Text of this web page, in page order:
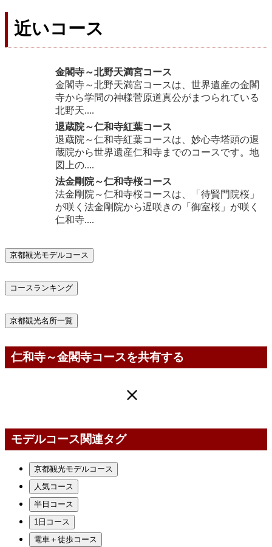
近いコース
金閣寺～北野天満宮コース
金閣寺～北野天満宮コースは、世界遺産の金閣
寺から学問の神様菅原道真公がまつられている
北野天....
退蔵院～仁和寺紅葉コース
退蔵院～仁和寺紅葉コースは、妙心寺塔頭の退
蔵院から世界遺産仁和寺までのコースです。地
図上の....
法金剛院～仁和寺桜コース
法金剛院～仁和寺桜コースは、「待賢門院桜」
が咲く法金剛院から遅咲きの「御室桜」が咲く
仁和寺....
京都観光モデルコース
コースランキング
京都観光名所一覧
仁和寺～金閣寺コースを共有する
モデルコース関連タグ
京都観光モデルコース
人気コース
半日コース
1日コース
電車＋徒歩コース